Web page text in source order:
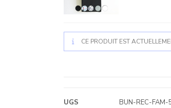
CE PRODUIT EST
UGS
BUN-REC-FAM-